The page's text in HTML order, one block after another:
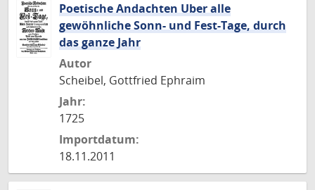
Poetische Andachten Uber alle
gewöhnliche Sonn- und Fest-Tage, durch
das ganze Jahr
Autor
Scheibel, Gottfried Ephraim
Jahr:
1725
Importdatum:
18.11.2011